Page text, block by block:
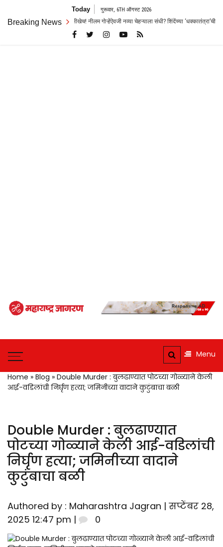
content
Today गुरूवार, 6TH ऑगस्ट 2026
Breaking News
जोरदार रस्सीखेच! नीलम गोऱ्हेंऐवजी नव्या चेहऱ्याला संधी? शिंदेंच्या ‘धक्कातंत्रा’ची चर्चा
Maharashtra
Trusted
Marathi
News and
Trusted
Companion for the
Latest News
Menu
Home » Blog » Double Murder : बुलढाण्यात पोटच्या गोळ्याने केली
आई-वडिलांची निर्घृण हत्या; जमिनीच्या वादाने कुटुंबाचा बळी
Double Murder : बुलढाण्यात
पोटच्या गोळ्याने केली आई-वडिलांची
निर्घृण हत्या; जमिनीच्या वादाने
कुटुंबाचा बळी
Authored by : Maharashtra Jagran | सप्टेंबर 28,
2025 12:47 pm |
0